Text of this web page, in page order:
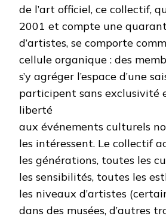
de l’art officiel, ce collectif,
2001 et compte une
d’artistes, se comporte
cellule organique : des
s’y agréger l’espace d’une
participent sans exclusivité
liberté
aux événements culturels
les intéressent. Le collectif
les générations, toutes les
les sensibilités, toutes les
les niveaux d’artistes
dans des musées, d’autres